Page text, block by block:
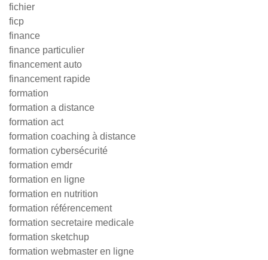
fichier
ficp
finance
finance particulier
financement auto
financement rapide
formation
formation a distance
formation act
formation coaching à distance
formation cybersécurité
formation emdr
formation en ligne
formation en nutrition
formation référencement
formation secretaire medicale
formation sketchup
formation webmaster en ligne